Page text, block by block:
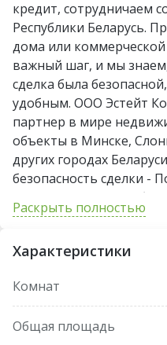
кредит, сотрудничаем
Республики Беларусь.
дома или
важный шаг, и мы
сделка была
удобным. ООО Эстейт
партнер в мире
объекты в Минске,
других городах
безопасность сделки -
сопровождение -
Министерства юстиции
найти идеальный
пл. Ленина 11; г.
Минск, ул. Богдановича
нами сегодня и
Раскрыть полностью
Характеристики
Комнат
Общая площадь